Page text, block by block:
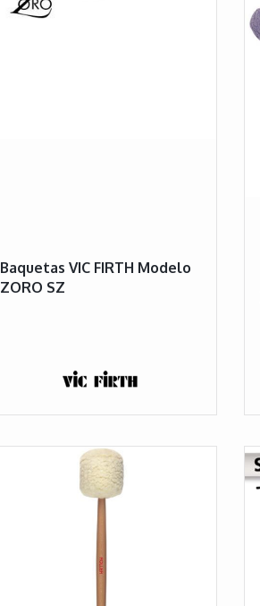
Baquetas VIC FIRTH Modelo
ZORO SZ